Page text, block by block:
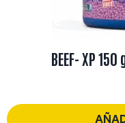
BEEF- XP